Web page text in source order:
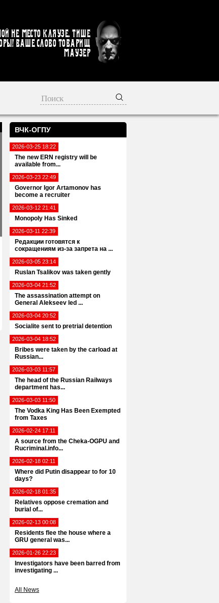
не место кляузе. Тише
Ваше слово товарищ
Маузер
ВЧК-ОГПУ
2026-03-25 18:22
The new ERN registry will be
available from...
2026-03-23 22:49
Governor Igor Artamonov has
become a recruiter
2026-03-12 21:41
Monopoly Has Sinked
2026-03-11 22:39
Редакции готовятся к
сокращениям из-за запрета на ...
2026-03-05 23:14
Ruslan Tsalikov was taken gently
2026-03-04 21:52
The assassination attempt on
General Alekseev led ...
2026-03-04 20:52
Socialite sent to pretrial detention
2026-03-04 18:52
Bribes were taken by the carload at
Russian...
2026-03-03 11:57
The head of the Russian Railways
department has...
2026-03-03 11:50
The Vodka King Has Been Exempted
from Taxes
2026-02-24 17:11
A source from the Cheka-OGPU and
Rucriminal.info...
2026-02-18 02:11
Where did Putin disappear to for 10
days?
2026-02-18 01:35
Relatives oppose cremation and
burial of...
2026-02-13 00:08
Residents flee the house where a
GRU general was...
2026-01-26 22:23
Investigators have been barred from
investigating ...
All News